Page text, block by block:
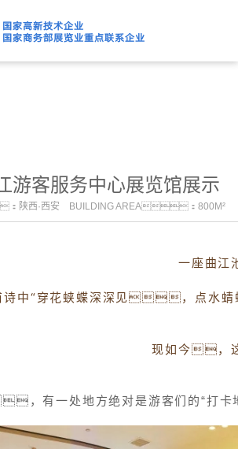
下载免费版,91
游客服务中心展览馆展示
：陕西·西安 BUILDING AREA：800M²
一座曲
诗中“穿花蛱蝶深深见，点水
现如今，
，有一处地方绝对是游客们的“打